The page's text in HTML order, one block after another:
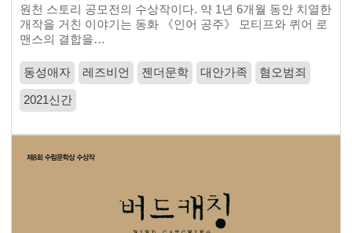
원천 스토리 공모전의 수상작이다. 약 1년 6개월 동안 치열한
개작을 거친 이야기는 동화 《인어 공주》 모티프와 퀴어 로
맨스의 결합을…
동성애자 레즈비언 젠더문학 대안가족 혐오범죄
2021신간